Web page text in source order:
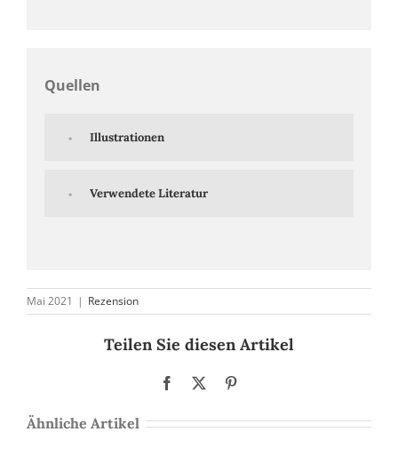
Quellen
Illustrationen
Verwendete Literatur
Mai 2021 | Rezension
Teilen Sie diesen Artikel
Facebook
Ähnliche Artikel